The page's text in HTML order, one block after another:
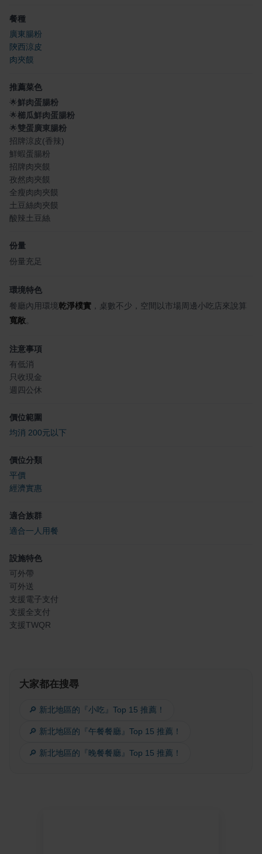
餐種
廣東腸粉
陝西涼皮
肉夾饃
推薦菜色
🌟鮮肉蛋腸粉
🌟櫛瓜鮮肉蛋腸粉
🌟雙蛋廣東腸粉
招牌涼皮(香辣)
鮮蝦蛋腸粉
招牌肉夾饃
孜然肉夾饃
全瘦肉肉夾饃
土豆絲肉夾饃
酸辣土豆絲
份量
份量充足
環境特色
餐廳內用環境乾淨樸實 ，桌數不少，空間以市場周邊小吃店來說算
寬敞
注意事項
有低消
只收現金
週四公休
價位範圍
均消 200元以下
價位分類
平價
經濟實惠
適合族群
適合一人用餐
設施特色
可外帶
可外送
支援電子支付
支援全支付
支援TWQR
大家都在搜尋
🔎 新北地區的『小吃』Top 15 推薦！
🔎 新北地區的『午餐餐廳』Top 15 推薦！
🔎 新北地區的『晚餐餐廳』Top 15 推薦！